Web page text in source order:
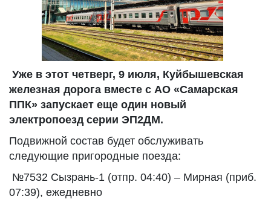
Уже в этот четверг, 9 июля, Куйбышевская
железная дорога вместе с АО «Самарская
ППК» запускает еще один новый
электропоезд серии ЭП2ДМ.
Подвижной состав будет обслуживать
следующие пригородные поезда:
№7532 Сызрань-1 (отпр. 04:40) – Мирная (приб.
07:39), ежедневно